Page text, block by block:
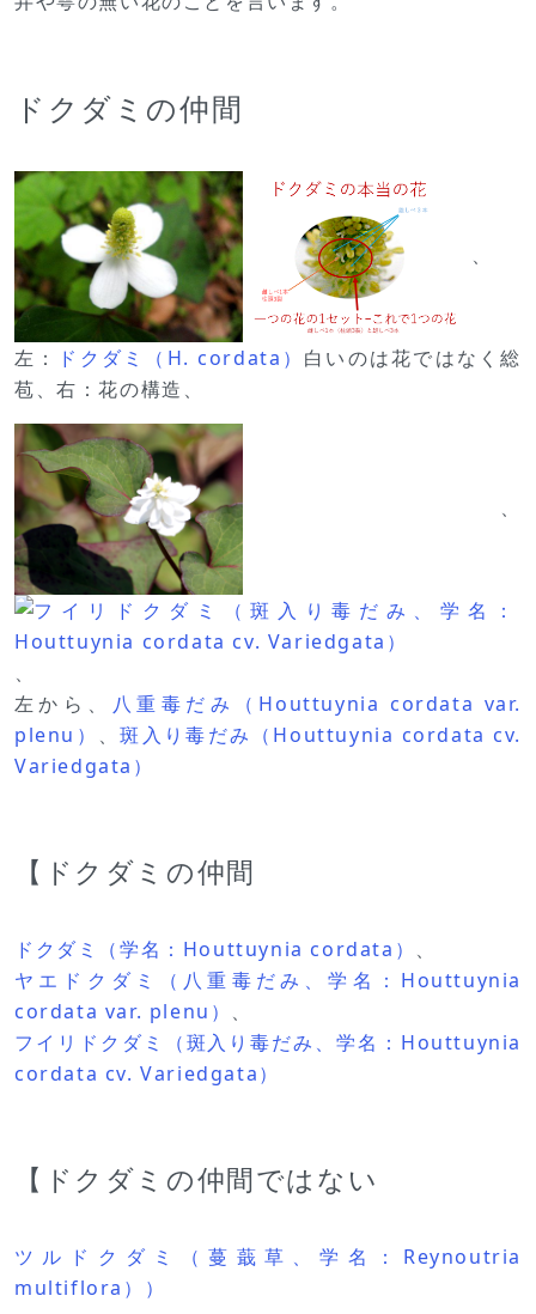
ドクダミの仲間
、
左： ドクダミ（H. cordata） 白いのは花ではなく総
苞、右：花の構造、
、
、
左から、
八重毒だみ（Houttuynia cordata var.
plenu） 、斑入り毒だみ（Houttuynia cordata cv.
Variedgata）
【ドクダミの仲間
ドクダミ（学名：Houttuynia cordata） 、
ヤエドクダミ（八重毒だみ、学名：Houttuynia
cordata var. plenu） 、
フイリドクダミ（斑入り毒だみ、学名：Houttuynia
cordata cv. Variedgata）
【ドクダミの仲間ではない
ツルドクダミ（蔓蕺草、学名：Reynoutria
multiflora））